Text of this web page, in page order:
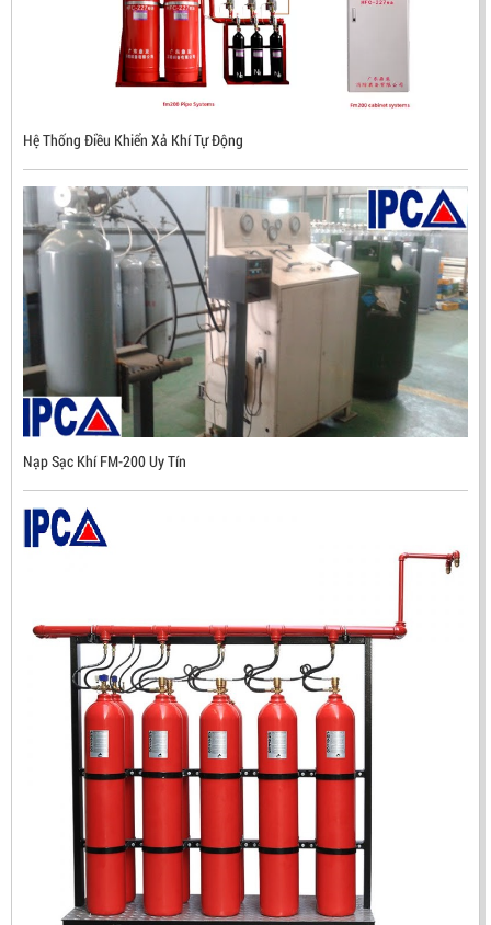
ĐẦU BÁO LỬA CHỐNG NỔ CHỐNG NƯỚC UV/IR- UX300
NHẬP KHẨU HÀN QUỐC
LIÊN HỆ
Mã sản phẩm: UX300
ĐẦU BÁO TIA LỬA IR3 RX500 CHỐNG CHÁY NỔ TIÊU
CHUẨN FM HÀN QUỐC
LIÊN HỆ
Mã sản phẩm: RX500
Hệ Thống Điều Khiển Xả Khí Tự Động
Nạp Sạc Khí FM-200 Uy Tín